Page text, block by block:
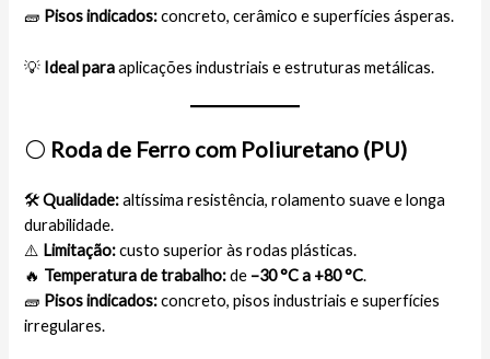
🧱 Pisos indicados:concreto, cerâmico e superfícies ásperas.
💡 Ideal paraaplicações industriais e estruturas metálicas.
⚪ Roda de Ferro com Poliuretano (PU)
🛠️Qualidade:altíssima resistência, rolamento suave e longa
durabilidade.
⚠️ Limitação:custo superior às rodas plásticas.
🔥 Temperatura de trabalho:de –30 °C a +80 °C.
🧱 Pisos indicados:concreto, pisos industriais e superfícies
irregulares.